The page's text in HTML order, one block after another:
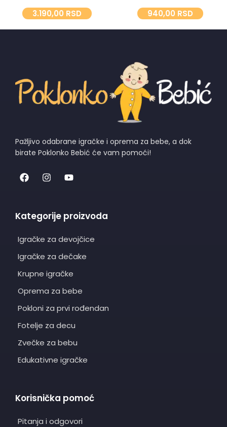
3.190,00 RSD
940,00 RSD
Pažljivo odabrane igračke i oprema za bebe, a dok
birate Poklonko Bebić će vam pomoći!
Kategorije proizvoda
Igračke za devojčice
Igračke za dečake
Krupne igračke
Oprema za bebe
Pokloni za prvi rođendan
Fotelje za decu
Zvečke za bebu
Edukativne igračke
Korisnička pomoć
Pitanja i odgovori